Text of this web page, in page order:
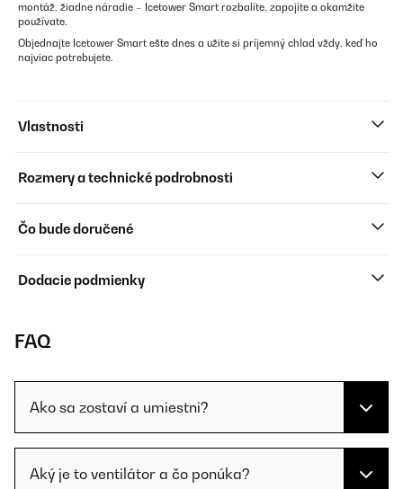
montáž, žiadne náradie – Icetower Smart rozbalíte, zapojíte a okamžite
používate.
Objednajte Icetower Smart ešte dnes a užite si príjemný chlad vždy, keď ho
najviac potrebujete.
Vlastnosti
Rozmery a technické podrobnosti
Čo bude doručené
Dodacie podmienky
FAQ
Ako sa zostaví a umiestni?
Aký je to ventilátor a čo ponúka?